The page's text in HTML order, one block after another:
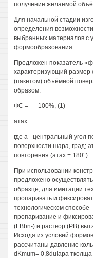
получение желаемой
Для начальной стадии
определения
выбранных материалов с
формообразования.
Предложен показатель
характеризующий размер
(пакетом) объёмной
образом:
ФС = —-100%, (1)
атах
где а - центральный угол
поверхности шара, град;
повторения (атах = 180°).
При использовании
предложено
образце; для имитации
пропаривать и
технологическом способе
пропаривание и
(LBbn-) и раствор (РВ)
Исходя из условий
рассчитаны давление
dKmum= 0,8dulapa тколща